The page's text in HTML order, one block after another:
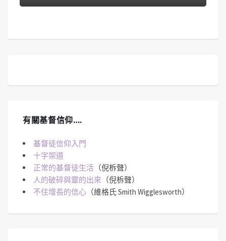
有關基督信仰….
基督徒信仰入門
十字架道
正常的基督徒生活 （倪柝聲）
人的破碎與靈的出來 （倪柝聲）
不住增長的信心 （維格氏 Smith Wigglesworth）